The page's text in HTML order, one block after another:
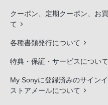
クーポン、定期クーポン、お
て
各種書類発行について
特典・保証・サービスについて
My Sonyに登録済みのサインイ
ストアメールについて